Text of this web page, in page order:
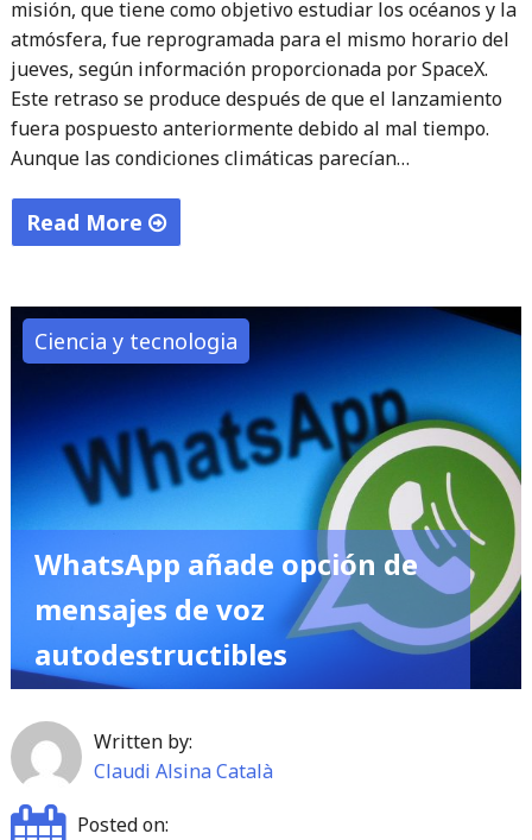
misión, que tiene como objetivo estudiar los océanos y la
atmósfera, fue reprogramada para el mismo horario del
jueves, según información proporcionada por SpaceX.
Este retraso se produce después de que el lanzamiento
fuera pospuesto anteriormente debido al mal tiempo.
Aunque las condiciones climáticas parecían…
Read More
del
satélite
PACE
de
la
NASA
se
retrasa
nuevamente
por
condiciones
climáticas
adversas"
Ciencia y tecnologia
WhatsApp añade opción de
mensajes de voz
autodestructibles
Written by:
Claudi Alsina Català
Posted on: